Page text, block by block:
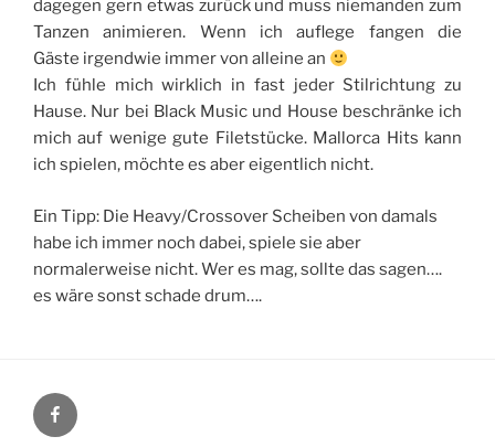
dagegen gern etwas zurück und muss niemanden zum
Tanzen animieren. Wenn ich auflege fangen die
Gäste irgendwie immer von alleine an
Ich fühle mich wirklich in fast jeder Stilrichtung zu
Hause. Nur bei Black Music und House beschränke ich
mich auf wenige gute Filetstücke. Mallorca Hits kann
ich spielen, möchte es aber eigentlich nicht.
Ein Tipp: Die Heavy/Crossover Scheiben von damals
habe ich immer noch dabei, spiele sie aber
normalerweise nicht. Wer es mag, sollte das sagen….
es wäre sonst schade drum….
Facebook